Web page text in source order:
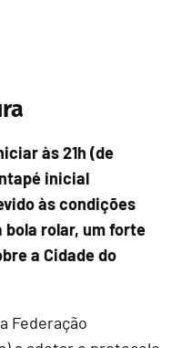
às 21h (de
inicial
às condições
bola rolar, um forte
a Cidade do
Federação